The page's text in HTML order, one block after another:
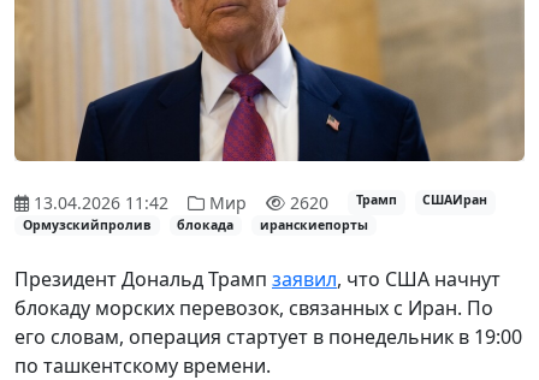
13.04.2026 11:42 Мир 2620 Трамп
СШАИран
Ормузскийпролив
блокада иранскиепорты
Президент Дональд Трамп заявил, что США начнут
блокаду морских перевозок, связанных с Иран. По
его словам, операция стартует в понедельник в 19:00
по ташкентскому времени.